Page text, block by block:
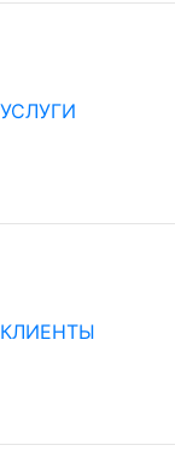
УСЛУГИ
КЛИЕНТЫ